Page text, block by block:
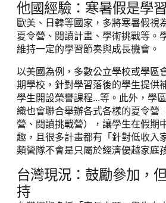
他國經驗：寒暑假是學
歐美、日韓等國家，多將寒暑假視
夏令營、閱讀計畫、學術挑戰等。
維持一定的學習節奏與成長機會。
以美國為例，多數公立學校或學區
期學校，針對學習落後的學生提供
學生開設榮譽課程...等。此外，學
織也會聯合舉辦各式各樣的夏令營
營、閱讀挑戰營），讓學生在假期
趣，且很多計畫都有「針對低收入
類營隊不會是只屬於經濟優越家庭
台灣現況：鼓勵參加，
持